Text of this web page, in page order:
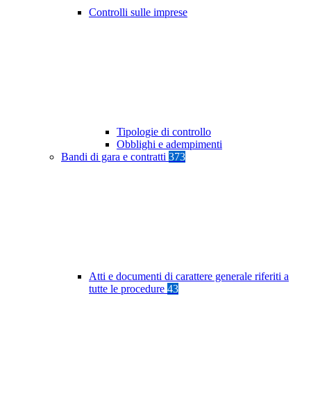
Controlli sulle imprese
Tipologie di controllo
Obblighi e adempimenti
Bandi di gara e contratti 373
Atti e documenti di carattere generale riferiti a
tutte le procedure 43